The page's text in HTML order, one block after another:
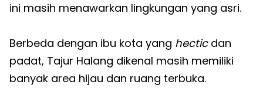
ini masih menawarkan lingkungan yang asri.
Berbeda dengan ibu kota yang hecticdan
padat, Tajur Halang dikenal masih memiliki
banyak area hijau dan ruang terbuka.